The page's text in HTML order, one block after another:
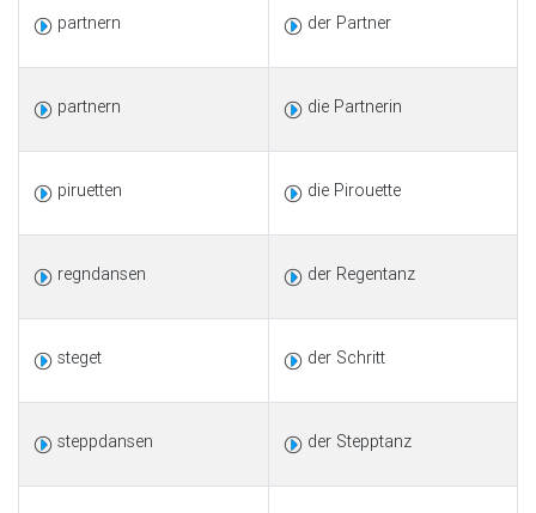
partnern der Partner
partnern die Partnerin
piruetten die Pirouette
regndansen der Regentanz
steget der Schritt
steppdansen der Stepptanz